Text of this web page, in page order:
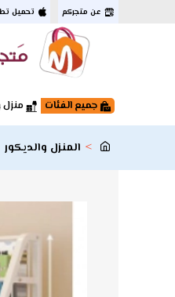
عن متجركم تحميل
جميع الفئات منزل
المنزل والديكور